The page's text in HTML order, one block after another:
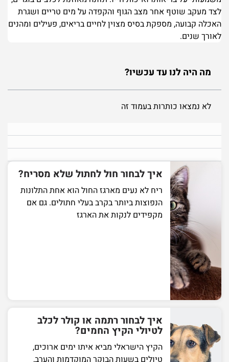
לצד מעקב שוטף אחר מצב הגוף והקפדה על מים טריים ושגרת
האכלה קבועה, מספקת בסיס מצוין לחיים בריאים, פעילים ומהנים
לאורך שנים.
מה היה לנו עד עכשיו?
לא נמצאו כותרות בעמוד זה
איך לבחור חול לחתול שלא מסריח?
ריח לא נעים מארגז החול הוא אחת התלונות
הנפוצות ביותר בקרב בעלי חתולים. גם אם
מקפידים לנקות את הארגז
איך לבחור רתמה או קולר לכלב
לטיולי הקיץ החמים?
הקיץ הישראלי מביא איתו ימים ארוכים,
טיולים בשעות הבוקר המוקדמות והערב,